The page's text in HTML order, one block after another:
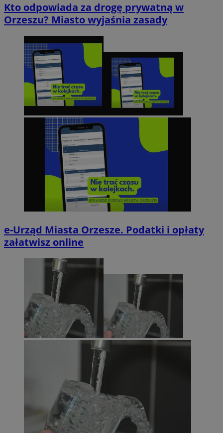
Kto odpowiada za drogę prywatną w
Orzeszu? Miasto wyjaśnia zasady
e-Urząd Miasta Orzesze. Podatki i opłaty
załatwisz online